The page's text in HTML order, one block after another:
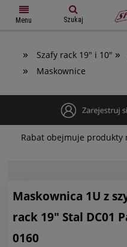
Menu Szukaj
» Szafy rack 19" i 10" »
» Maskownice
Rabat obejmuje
Maskownica 1U z
rack 19" Stal DC01
0160